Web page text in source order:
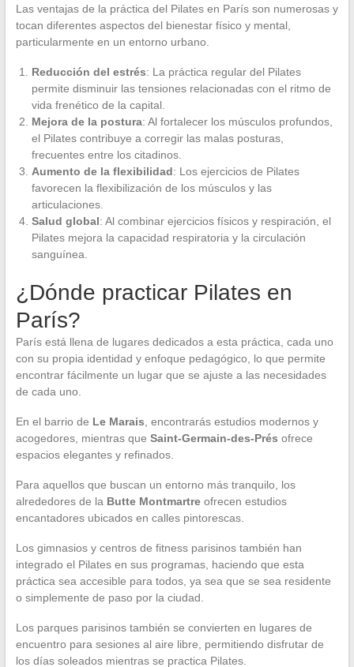
Las ventajas de la práctica del Pilates en París son numerosas y
tocan diferentes aspectos del bienestar físico y mental,
particularmente en un entorno urbano.
Reducción del estrés: La práctica regular del Pilates
permite disminuir las tensiones relacionadas con el ritmo de
vida frenético de la capital.
Mejora de la postura: Al fortalecer los músculos profundos,
el Pilates contribuye a corregir las malas posturas,
frecuentes entre los citadinos.
Aumento de la flexibilidad: Los ejercicios de Pilates
favorecen la flexibilización de los músculos y las
articulaciones.
Salud global: Al combinar ejercicios físicos y respiración, el
Pilates mejora la capacidad respiratoria y la circulación
sanguínea.
¿Dónde practicar Pilates en
París?
París está llena de lugares dedicados a esta práctica, cada uno
con su propia identidad y enfoque pedagógico, lo que permite
encontrar fácilmente un lugar que se ajuste a las necesidades
de cada uno.
En el barrio de Le Marais , encontrarás estudios modernos y
acogedores, mientras que Saint-Germain-des-Prés ofrece
espacios elegantes y refinados.
Para aquellos que buscan un entorno más tranquilo, los
alrededores de la Butte Montmartreofrecen estudios
encantadores ubicados en calles pintorescas.
Los gimnasios y centros de fitness parisinos también han
integrado el Pilates en sus programas, haciendo que esta
práctica sea accesible para todos, ya sea que se sea residente
o simplemente de paso por la ciudad.
Los parques parisinos también se convierten en lugares de
encuentro para sesiones al aire libre, permitiendo disfrutar de
los días soleados mientras se practica Pilates.